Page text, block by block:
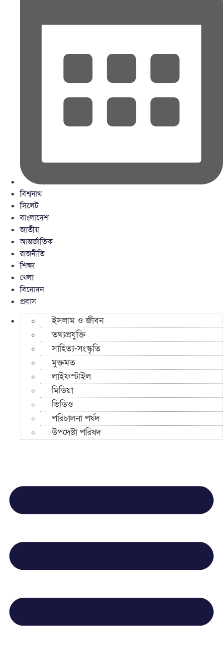
বিশ্বনাথ
সিলেট
বাংলাদেশ
জাতীয়
আন্তর্জাতিক
রাজনীতি
শিক্ষা
খেলা
বিনোদন
প্রবাস
ইসলাম ও জীবন
তথ্যপ্রযুক্তি
সাহিত্য-সংস্কৃতি
মুক্তমত
লাইফস্টাইল
মিডিয়া
ভিডিও
পরিচালনা পর্ষদ
উপদেষ্টা পরিষদ